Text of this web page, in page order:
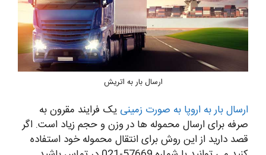
ارسال بار به اتریش
ارسال بار به اروپا به صورت زمینی یک فرایند مقرون به
صرفه برای ارسال محموله ها در وزن و حجم زیاد است. اگر
قصد دارید از این روش برای انتقال محموله خود استفاده